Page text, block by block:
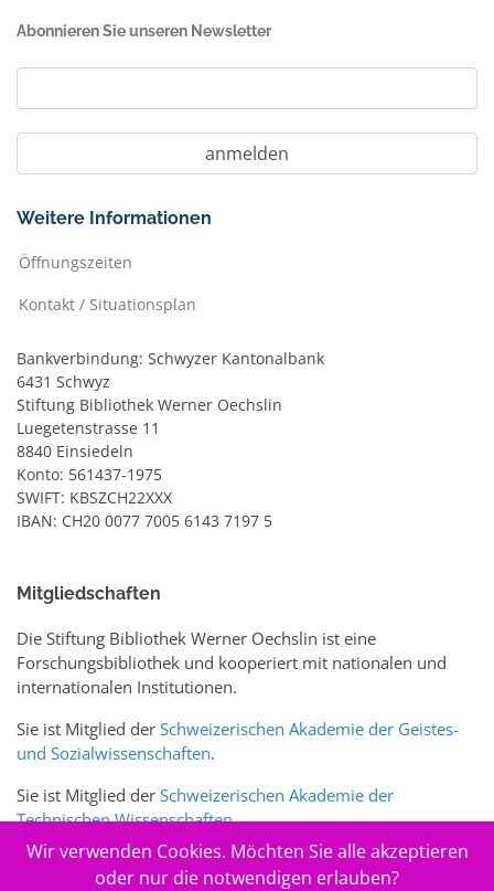
Abonnieren Sie unseren Newsletter
Weitere Informationen
Öffnungszeiten
Kontakt / Situationsplan
Bankverbindung: Schwyzer Kantonalbank
6431 Schwyz
Stiftung Bibliothek Werner Oechslin
Luegetenstrasse 11
8840 Einsiedeln
Konto: 561437-1975
SWIFT: KBSZCH22XXX
IBAN: CH20 0077 7005 6143 7197 5
Mitgliedschaften
Die Stiftung Bibliothek Werner Oechslin ist eine
Forschungsbibliothek und kooperiert mit nationalen und
internationalen Institutionen.
Sie ist Mitglied der Schweizerischen Akademie der Geistes-
und Sozialwissenschaften.
Sie ist Mitglied der Schweizerischen Akademie der
Technischen Wissenschaften.
Sie ist zudem Mitglied des Schweizer Portalswww.sciences-
Wir verwenden Cookies. Möchten Sie alle akzeptieren
oder nur die notwendigen erlauben?